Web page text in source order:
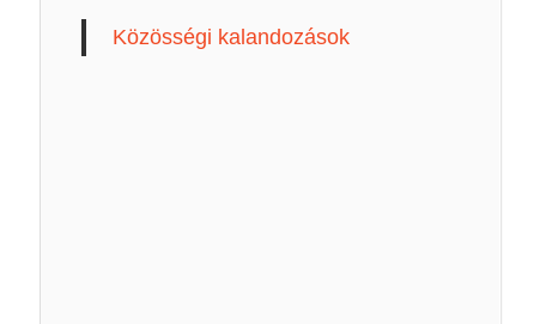
Közösségi kalandozások